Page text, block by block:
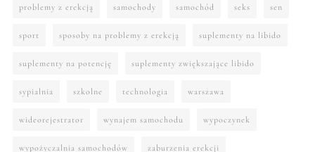
problemy z erekcją samochody samochód seks sen
sport sposoby na problemy z erekcją suplementy na libido
suplementy na potencję suplementy zwiększające libido
sypialnia szkolne technologia warszawa
wideorejestrator wynajem samochodu wypoczynek
wypożyczalnia samochodów zaburzenia erekcji